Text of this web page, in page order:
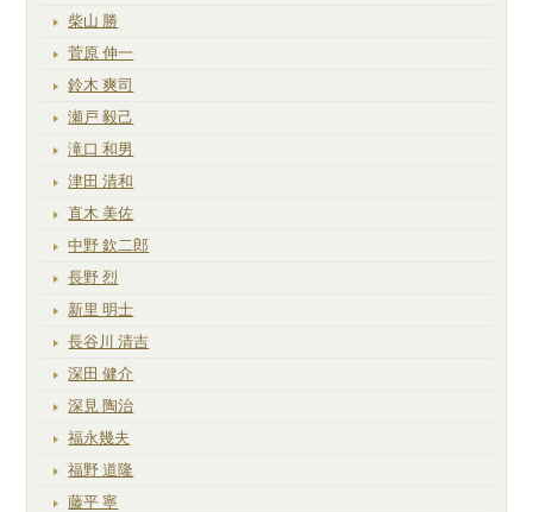
柴山 勝
菅原 伸一
鈴木 爽司
瀬戸 毅己
滝口 和男
津田 清和
直木 美佐
中野 欽二郎
長野 烈
新里 明士
長谷川 清吉
深田 健介
深見 陶治
福永幾夫
福野 道隆
藤平 寧